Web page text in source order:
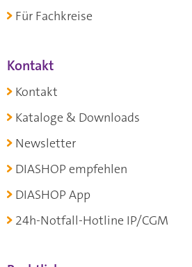
Für Fachkreise
Kontakt
Kontakt
Kataloge & Downloads
Newsletter
DIASHOP empfehlen
DIASHOP App
24h-Notfall-Hotline IP/CGM